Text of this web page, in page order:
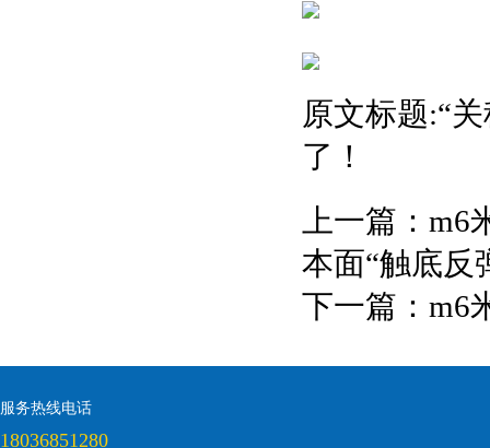
原文标题:“
了！
上一篇： m6
本面“触底反
下一篇： m6
服务热线电话
18036851280